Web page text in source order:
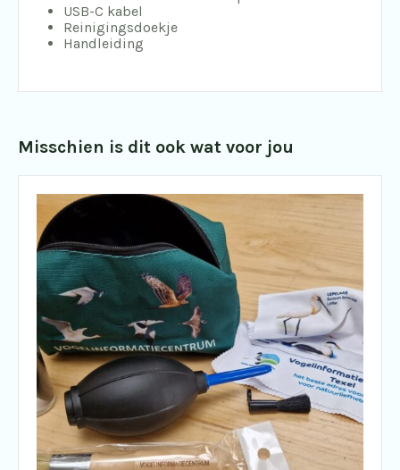
USB-C kabel
Reinigingsdoekje
Handleiding
Misschien is dit ook wat voor jou